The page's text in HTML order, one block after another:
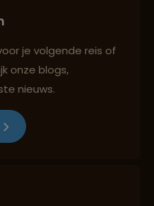
cultuur en milieu
je volgende reis of
onze blogs,
nieuws.